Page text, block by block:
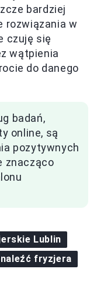
bardziej
rozwiązania w
czuję się
wątpienia
do danego
badań,
online, są
pozytywnych
znacząco
Lublin
fryzjera